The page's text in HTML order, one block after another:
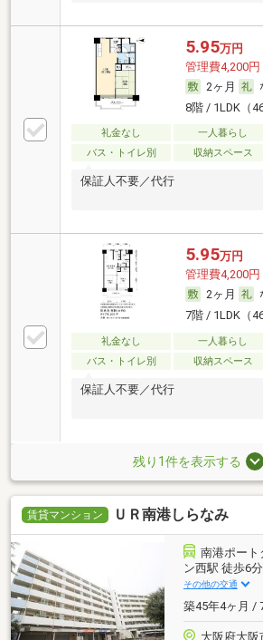
5.95万円
管理費4,200円
2ヶ月
8階 / 1LDK（
礼金なし 一人暮らし
バス・トイレ別
収納スペース
保証人不要／代行
5.95万円
管理費4,200円
2ヶ月
7階 / 1LDK（
礼金なし 一人暮らし
バス・トイレ別
収納スペース
保証人不要／代行
残り1件を表示する
賃貸マンション ＵＲ南港しらなみ
南港ポート
ン西駅 徒歩6分
その他の交通
築45年4ヶ月 /
大阪府大阪